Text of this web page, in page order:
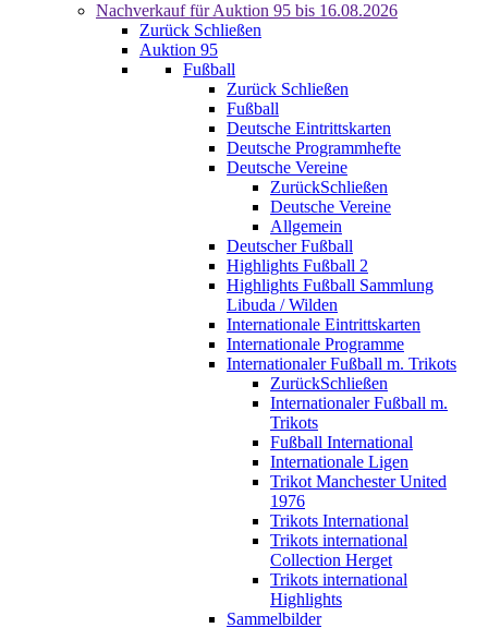
Nachverkauf für Auktion 95 bis 16.08.2026
Zurück Schließen
Auktion 95
Fußball
Zurück Schließen
Fußball
Deutsche Eintrittskarten
Deutsche Programmhefte
Deutsche Vereine
ZurückSchließen
Deutsche Vereine
Allgemein
Deutscher Fußball
Highlights Fußball 2
Highlights Fußball Sammlung
Libuda / Wilden
Internationale Eintrittskarten
Internationale Programme
Internationaler Fußball m. Trikots
ZurückSchließen
Internationaler Fußball m.
Trikots
Fußball International
Internationale Ligen
Trikot Manchester United
1976
Trikots International
Trikots international
Collection Herget
Trikots international
Highlights
Sammelbilder